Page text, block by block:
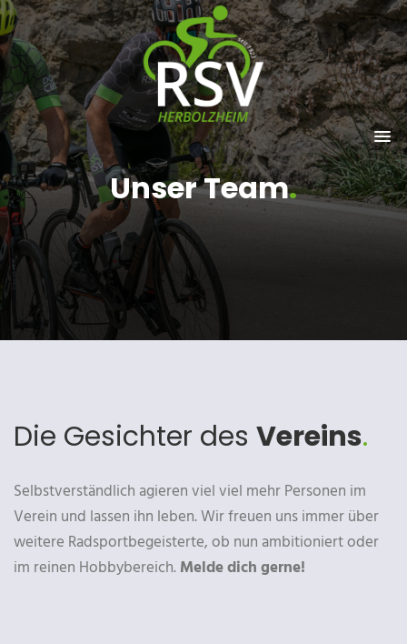
Unser Team.
Die Gesichter des Vereins.
Selbstverständlich agieren viel viel mehr Personen im
Verein und lassen ihn leben. Wir freuen uns immer über
weitere Radsportbegeisterte, ob nun ambitioniert oder
im reinen Hobbybereich.Melde dich gerne!